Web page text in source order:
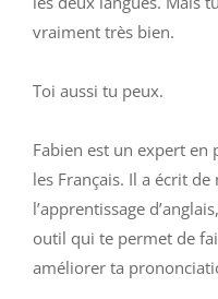
vraiment très bien.
Toi aussi tu peux.
Fabien est un expert
les Français. Il a écrit
l’apprentissage
outil qui te permet de
améliorer ta